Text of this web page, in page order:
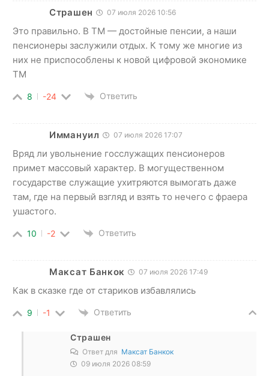
Страшен 07 июля 2026 10:56
Это правильно. В ТМ — достойные пенсии, а наши
пенсионеры заслужили отдых. К тому же многие из
них не приспособлены к новой цифровой экономике
ТМ
8 -24 Ответить
Иммануил 07 июля 2026 17:07
Вряд ли увольнение госслужащих пенсионеров
примет массовый характер. В могущественном
государстве служащие ухитряются вымогать даже
там, где на первый взгляд и взять то нечего с фраера
ушастого.
10 -2 Ответить
Максат Банкок 07 июля 2026 17:49
Как в сказке где от стариков избавлялись
9 -1 Ответить
Страшен
Ответ для Максат Банкок
09 июля 2026 08:59